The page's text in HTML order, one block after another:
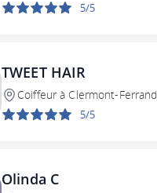
5/5
TWEET HAIR
Coiffeur à Clermont-Ferrand
5/5
Olinda C